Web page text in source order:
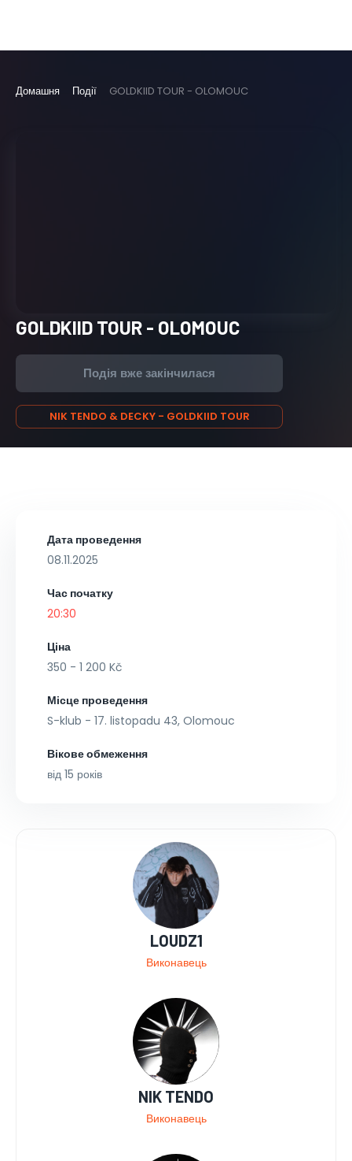
Домашня Події GOLDKIID TOUR - OLOMOUC
GOLDKIID TOUR - OLOMOUC
Подія вже закінчилася
NIK TENDO & DECKY - GOLDKIID TOUR
Дата проведення
08.11.2025
Час початку
20:30
Ціна
350 - 1 200 Kč
Місце проведення
S-klub - 17. listopadu 43, Olomouc
Вікове обмеження
від 15 років
LOUDZ1
Виконавець
NIK TENDO
Виконавець